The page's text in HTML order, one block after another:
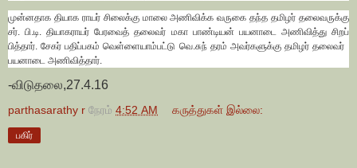
முன்னதாக தியாக ராயர் சிலைக்கு மாலை அணிவிக்க வருகை தந்த தமிழர் தலைவருக்கு
சர். பி.டி. தியாகராயர் பேரவைத் தலைவர் மகா பாண்டியன் பயனாடை அணிவித்து சிறப்
பித்தார். சேகர் பதிப்பகம் வெள்ளையாம்பட்டு வெ.சுந் தரம் அவர்களுக்கு தமிழர் தலைவர்
பயனாடை அணிவித்தார்.
-விடுதலை,27.4.16
parthasarathy r நேரம் 4:52 AM கருத்துகள் இல்லை:
பகிர்